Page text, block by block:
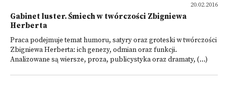
20.02.2016
Gabinet luster. Śmiech w twórczości Zbigniewa
Herberta
Praca podejmuje temat humoru, satyry oraz groteski w twórczości
Zbigniewa Herberta: ich genezy, odmian oraz funkcji.
Analizowane są wiersze, proza, publicystyka oraz dramaty, (...)